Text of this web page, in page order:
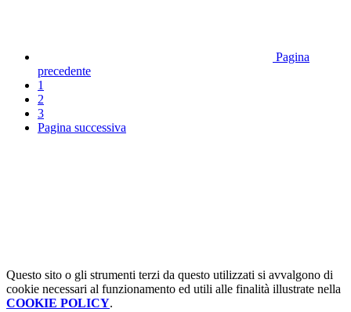
Pagina
precedente
1
2
3
Pagina successiva
Questo sito o gli strumenti terzi da questo utilizzati si avvalgono di
cookie necessari al funzionamento ed utili alle finalità illustrate nella
COOKIE POLICY.